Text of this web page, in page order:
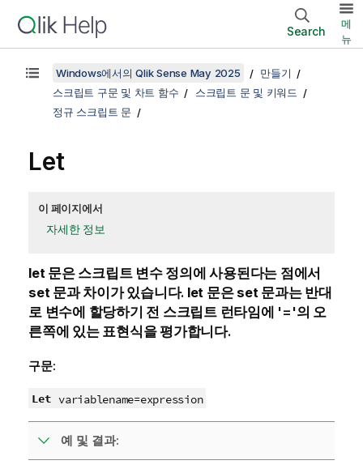
Search
메
뉴
Windows에서의 Qlik Sense May 2025
만들기
스크립트 구문 및 차트 함수
스크립트 문 및 키워드
정규 스크립트 문
Let
이 페이지에서
자세한 정보
let문은 스크립트 변수 정의에 사용된다는 점에서
set문과 차이가 있습니다. let 문은 set문과는 반대
로 변수에 할당하기 전 스크립트 런타임에 '='의 오
른쪽에 있는 표현식을 평가합니다.
구문:
Let variablename=expression
예 및 결과: